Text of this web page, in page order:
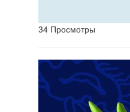
34 Просмотры